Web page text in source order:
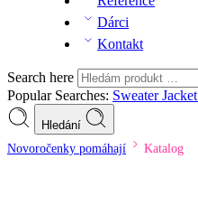
Dárci
Kontakt
Search here
Popular Searches: SweaterJacket
Hledání
Novoročenky pomáhají Katalog